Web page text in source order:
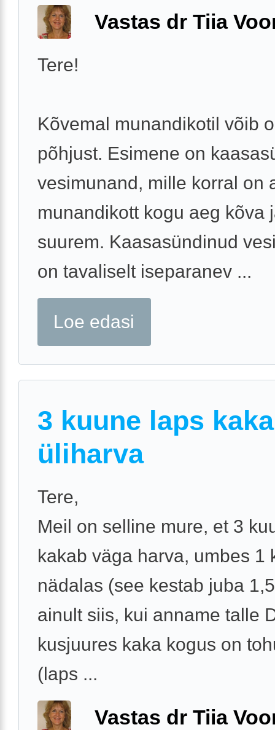
Vastas dr Tiia
Tere!
Kõvemal munandikotil võib
põhjust. Esimene on
vesimunand, mille korral on
munandikott kogu aeg kõva
suurem. Kaasasündinud
on tavaliselt iseparanev ...
Loe edasi
3 kuune laps
üliharva
Tere,
Meil on selline mure, et 3
kakab väga harva, umbes 1
nädalas (see kestab juba
ainult siis, kui anname talle
kusjuures kaka kogus on
(laps ...
Vastas dr Tiia